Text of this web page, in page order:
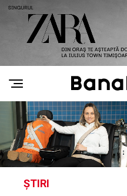
ȘTIRI